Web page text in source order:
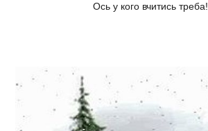
Ось у кого вчитись